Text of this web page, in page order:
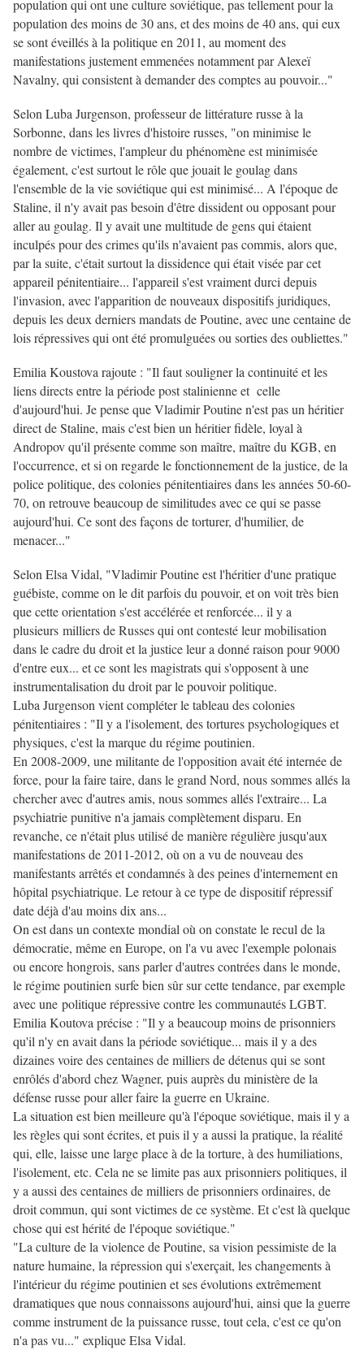
population qui ont une culture soviétique, pas tellement pour la
population des moins de 30 ans, et des moins de 40 ans, qui eux
se sont éveillés à la politique en 2011, au moment des
manifestations justement emmenées notamment par Alexeï
Navalny, qui consistent à demander des comptes au pouvoir..."
Selon Luba Jurgenson, professeur de littérature russe à la
Sorbonne, dans les livres d'histoire russes, "on minimise le
nombre de victimes, l'ampleur du phénomène est minimisée
également, c'est surtout le rôle que jouait le goulag dans
l'ensemble de la vie soviétique qui est minimisé... A l'époque de
Staline, il n'y avait pas besoin d'être dissident ou opposant pour
aller au goulag. Il y avait une multitude de gens qui étaient
inculpés pour des crimes qu'ils n'avaient pas commis, alors que,
par la suite, c'était surtout la dissidence qui était visée par cet
appareil pénitentiaire... l'appareil s'est vraiment durci depuis
l'invasion, avec l'apparition de nouveaux dispositifs juridiques,
depuis les deux derniers mandats de Poutine, avec une centaine de
lois répressives qui ont été promulguées ou sorties des oubliettes."
Emilia Koustova rajoute : "Il faut souligner la continuité et les
liens directs entre la période post stalinienne et celle
d'aujourd'hui. Je pense que Vladimir Poutine n'est pas un héritier
direct de Staline, mais c'est bien un héritier fidèle, loyal à
Andropov qu'il présente comme son maître, maître du KGB, en
l'occurrence, et si on regarde le fonctionnement de la justice, de la
police politique, des colonies pénitentiaires dans les années 50-60-
70, on retrouve beaucoup de similitudes avec ce qui se passe
aujourd'hui. Ce sont des façons de torturer, d'humilier, de
menacer..."
Selon Elsa Vidal, "Vladimir Poutine est l'héritier d'une pratique
guébiste, comme on le dit parfois du pouvoir, et on voit très bien
que cette orientation s'est accélérée et renforcée... il y a
plusieurs milliers de Russes qui ont contesté leur mobilisation
dans le cadre du droit et la justice leur a donné raison pour 9000
d'entre eux... et ce sont les magistrats qui s'opposent à une
instrumentalisation du droit par le pouvoir politique.
Luba Jurgenson vient compléter le tableau des colonies
pénitentiaires : "Il y a l'isolement, des tortures psychologiques et
physiques, c'est la marque du régime poutinien.
En 2008-2009, une militante de l'opposition avait été internée de
force, pour la faire taire, dans le grand Nord, nous sommes allés la
chercher avec d'autres amis, nous sommes allés l'extraire... La
psychiatrie punitive n'a jamais complètement disparu. En
revanche, ce n'était plus utilisé de manière régulière jusqu'aux
manifestations de 2011-2012, où on a vu de nouveau des
manifestants arrêtés et condamnés à des peines d'internement en
hôpital psychiatrique. Le retour à ce type de dispositif répressif
date déjà d'au moins dix ans...
On est dans un contexte mondial où on constate le recul de la
démocratie, même en Europe, on l'a vu avec l'exemple polonais
ou encore hongrois, sans parler d'autres contrées dans le monde,
le régime poutinien surfe bien sûr sur cette tendance, par exemple
avec une politique répressive contre les communautés LGBT.
Emilia Koutova précise : "Il y a beaucoup moins de prisonniers
qu'il n'y en avait dans la période soviétique... mais il y a des
dizaines voire des centaines de milliers de détenus qui se sont
enrôlés d'abord chez Wagner, puis auprès du ministère de la
défense russe pour aller faire la guerre en Ukraine.
La situation est bien meilleure qu'à l'époque soviétique, mais il y a
les règles qui sont écrites, et puis il y a aussi la pratique, la réalité
qui, elle, laisse une large place à de la torture, à des humiliations,
l'isolement, etc. Cela ne se limite pas aux prisonniers politiques, il
y a aussi des centaines de milliers de prisonniers ordinaires, de
droit commun, qui sont victimes de ce système. Et c'est là quelque
chose qui est hérité de l'époque soviétique."
"La culture de la violence de Poutine, sa vision pessimiste de la
nature humaine, la répression qui s'exerçait, les changements à
l'intérieur du régime poutinien et ses évolutions extrêmement
dramatiques que nous connaissons aujourd'hui, ainsi que la guerre
comme instrument de la puissance russe, tout cela, c'est ce qu'on
n'a pas vu..." explique Elsa Vidal.